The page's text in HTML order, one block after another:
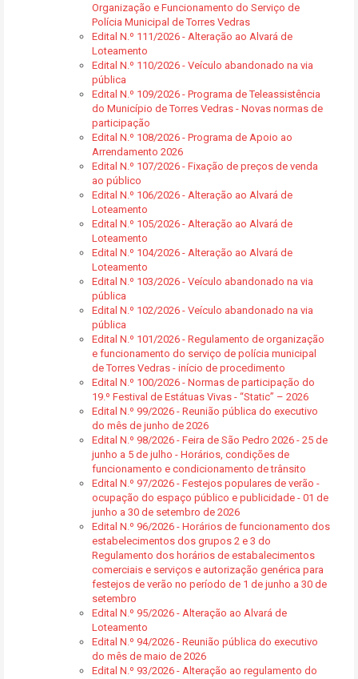
Organização e Funcionamento do Serviço de
Polícia Municipal de Torres Vedras
Edital N.º 111/2026 - Alteração ao Alvará de
Loteamento
Edital N.º 110/2026 - Veículo abandonado na via
pública
Edital N.º 109/2026 - Programa de Teleassistência
do Município de Torres Vedras - Novas normas de
participação
Edital N.º 108/2026 - Programa de Apoio ao
Arrendamento 2026
Edital N.º 107/2026 - Fixação de preços de venda
ao público
Edital N.º 106/2026 - Alteração ao Alvará de
Loteamento
Edital N.º 105/2026 - Alteração ao Alvará de
Loteamento
Edital N.º 104/2026 - Alteração ao Alvará de
Loteamento
Edital N.º 103/2026 - Veículo abandonado na via
pública
Edital N.º 102/2026 - Veículo abandonado na via
pública
Edital N.º 101/2026 - Regulamento de organização
e funcionamento do serviço de polícia municipal
de Torres Vedras - início de procedimento
Edital N.º 100/2026 - Normas de participação do
19.º Festival de Estátuas Vivas - “Static” – 2026
Edital N.º 99/2026 - Reunião pública do executivo
do mês de junho de 2026
Edital N.º 98/2026 - Feira de São Pedro 2026 - 25 de
junho a 5 de julho - Horários, condições de
funcionamento e condicionamento de trânsito
Edital N.º 97/2026 - Festejos populares de verão -
ocupação do espaço público e publicidade - 01 de
junho a 30 de setembro de 2026
Edital N.º 96/2026 - Horários de funcionamento dos
estabelecimentos dos grupos 2 e 3 do
Regulamento dos horários de estabalecimentos
comerciais e serviços e autorização genérica para
festejos de verão no período de 1 de junho a 30 de
setembro
Edital N.º 95/2026 - Alteração ao Alvará de
Loteamento
Edital N.º 94/2026 - Reunião pública do executivo
do mês de maio de 2026
Edital N.º 93/2026 - Alteração ao regulamento do